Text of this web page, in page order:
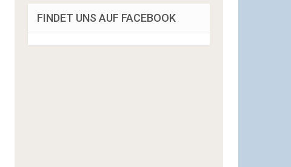
FINDET UNS AUF FACEBOOK